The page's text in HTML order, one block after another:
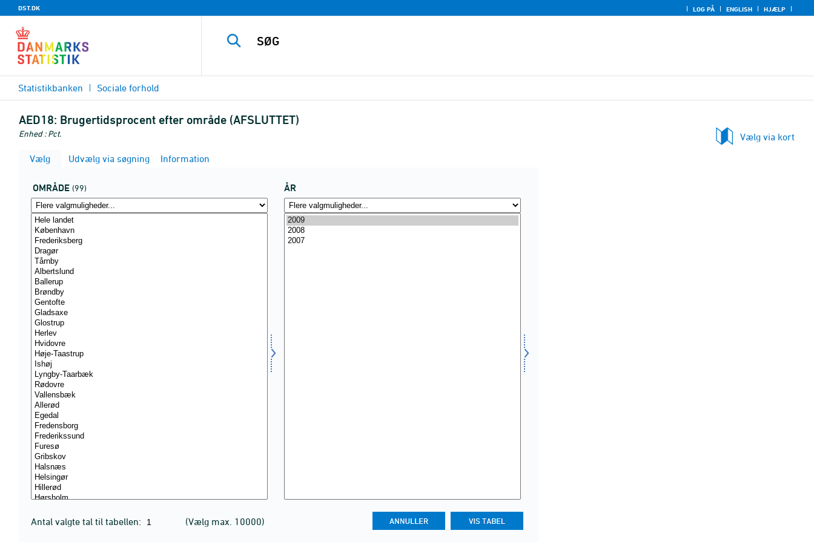
DST.DK LOG PÅ ENGLISH HJÆLP
Statistikbanken Sociale forhold
AED18: Brugertidsprocent efter område (AFSLUTTET)
Enhed : Pct.
Vælg via kort
Vælg
Udvælg via søgning Information
OMRÅDE (99) ÅR
Antal valgte tal til tabellen: (Vælg max. 10000)